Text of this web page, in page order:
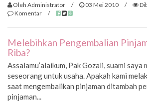
Oleh Administrator / 03 Mei 2010 /
Komentar
/
Melebihkan Pengembalian
Riba?
Assalamu’alaikum, Pak Gozali, suami saya
seseorang untuk usaha. Apakah kami
saat mengembalikan pinjaman ditambah
pinjaman...